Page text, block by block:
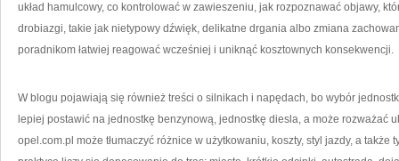
układ hamulcowy, co kontrolować w zawieszeniu, jak rozpoznawać objawy,
drobiazgi, takie jak nietypowy dźwięk, delikatne drgania albo zmiana
poradnikom łatwiej reagować wcześniej i uniknąć kosztownych konsekwencji.
W blogu pojawiają się również treści o silnikach i napędach, bo wybór
lepiej postawić na jednostkę benzynową, jednostkę diesla, a może rozważać
opel.com.pl może tłumaczyć różnice w użytkowaniu, koszty, styl jazdy, a także